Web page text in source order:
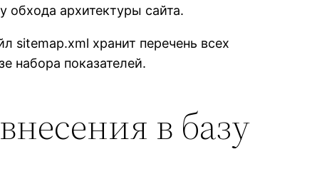
обхода архитектуры сайта.
sitemap.xml хранит перечень всех
набора показателей.
в базу